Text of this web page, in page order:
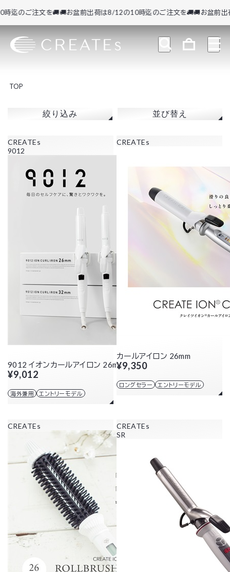
のご注文を🚚🚚お盆前出荷は8/12の10時迄のご注文を🚚🚚お盆前出荷
TOP
絞り込み 並び替え
CREATEs
9012
9012 イオンカールアイロン 26mm
¥9,012
海外兼用 エントリーモデル
CREATEs
カールアイロン 26mm
¥9,350
ロングセラー エントリーモデル
CREATEs
CREATEs
SR